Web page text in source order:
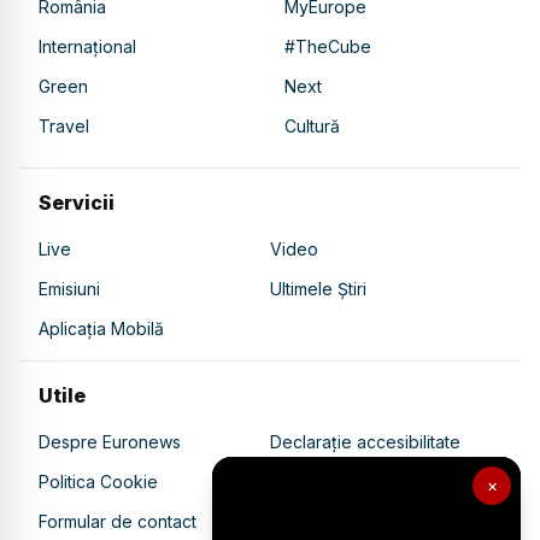
×
România
MyEurope
Internațional
#TheCube
Green
Next
Travel
Cultură
Servicii
Live
Video
Emisiuni
Ultimele Știri
Aplicația Mobilă
Utile
Despre Euronews
Declarație accesibilitate
Politica Cookie
Politica de confidențialitate
Formular de contact